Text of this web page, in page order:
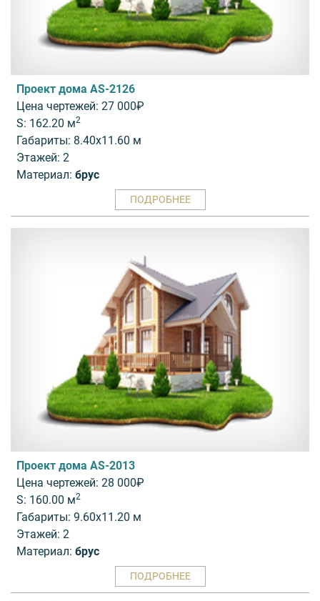
Проект дома AS-2126
Цена чертежей: 27 000₽
S: 162.20 м2
Габариты: 8.40x11.60 м
Этажей: 2
Материал: брус
ПОДРОБНЕЕ
Проект дома AS-2013
Цена чертежей: 28 000₽
S: 160.00 м2
Габариты: 9.60x11.20 м
Этажей: 2
Материал: брус
ПОДРОБНЕЕ